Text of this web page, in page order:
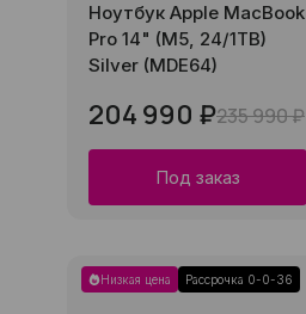
Ноутбук Apple MacBook
Pro 14" (M5, 24/1TB)
Silver (MDE64)
204 990 ₽235 990 ₽
Под заказ
Низкая цена Рассрочка 0-0-36